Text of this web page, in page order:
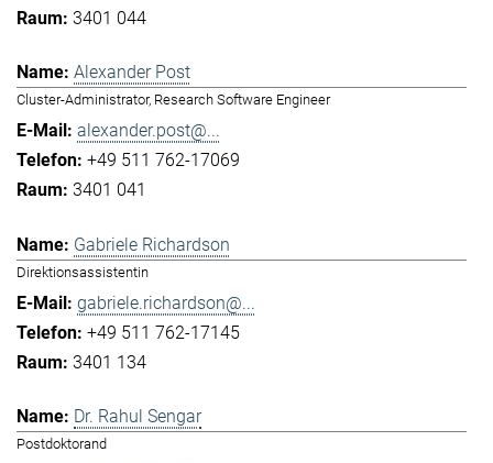
3401 044
Alexander Post
Cluster-Administrator, Research Software Engineer
alexander.post@...
+49 511 762-17069
3401 041
Gabriele Richardson
Direktionsassistentin
gabriele.richardson@...
+49 511 762-17145
3401 134
Dr. Rahul Sengar
Postdoktorand